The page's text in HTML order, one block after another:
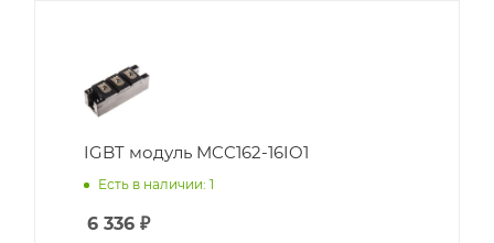
IGBT модуль MCC162-16IO1
Есть в наличии: 1
6 336 ₽